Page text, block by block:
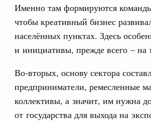
Именно там формируются
чтобы креативный бизнес
населённых пунктах. Здесь
и инициативы, прежде всего – на
Во‑вторых, основу сектора
предприниматели, ремесленные
коллективы, а значит, им нужна
от государства для выхода на